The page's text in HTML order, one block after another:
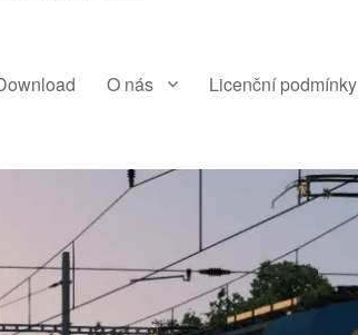
O nás Licenční podmínky